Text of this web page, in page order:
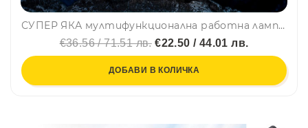
СУПЕР ЯКА мултифункционална работна лампа с няколко режима на работа W894-1
€36.56 / 71.51 лв.€22.50 / 44.01 лв.
ДОБАВИ В КОЛИЧКА